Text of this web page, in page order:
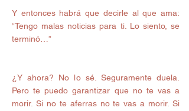
Y entonces habrá que decirle al que ama:
“Tengo malas noticias para ti. Lo siento, se
terminó…”
¿Y ahora? No lo sé. Seguramente duela.
Pero te puedo garantizar que no te vas a
morir. Si no te aferras no te vas a morir. Si